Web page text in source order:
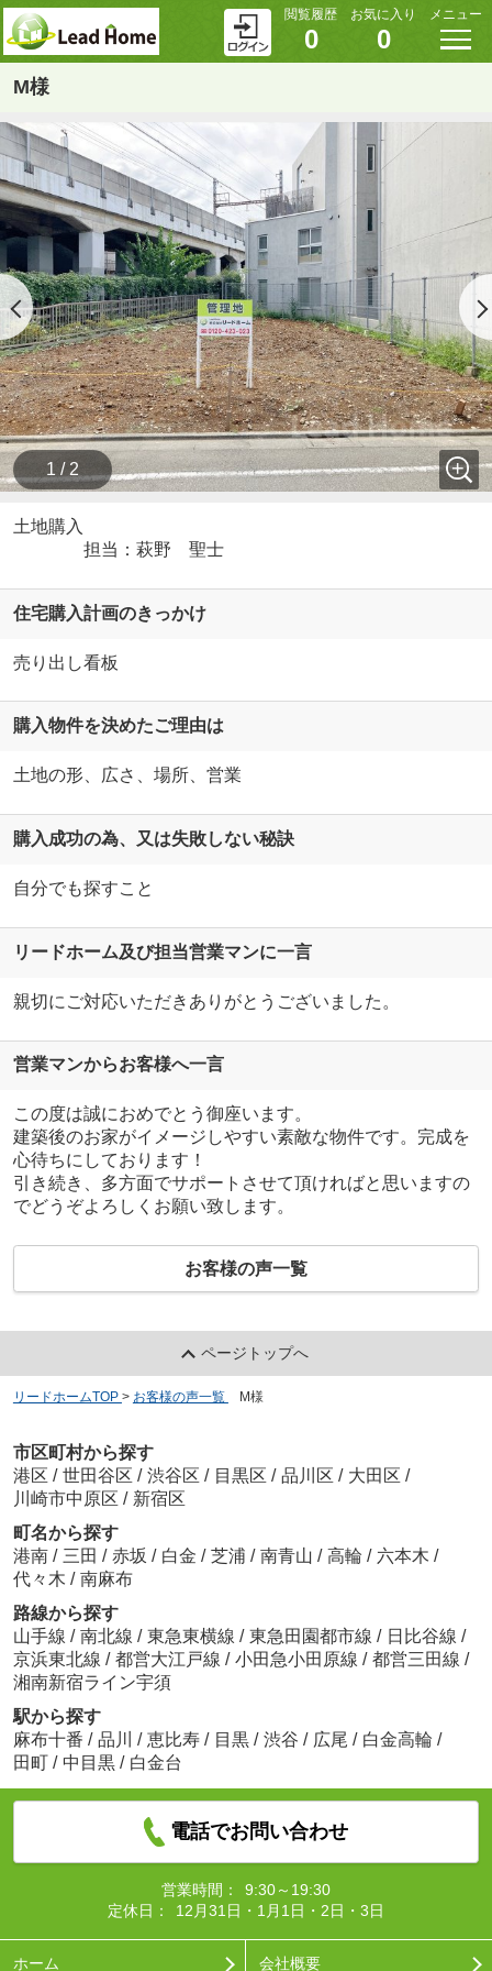
閲覧履歴
0
お気に入り
0
メニュー
M様
1 / 2
土地購入
担当：萩野 聖士
住宅購入計画のきっかけ
売り出し看板
購入物件を決めたご理由は
土地の形、広さ、場所、営業
購入成功の為、又は失敗しない秘訣
自分でも探すこと
リードホーム及び担当営業マンに一言
親切にご対応いただきありがとうございました。
営業マンからお客様へ一言
この度は誠におめでとう御座います。
建築後のお家がイメージしやすい素敵な物件です。完成を
心待ちにしております！
引き続き、多方面でサポートさせて頂ければと思いますの
でどうぞよろしくお願い致します。
お客様の声一覧
ページトップへ
リードホームTOP > お客様の声一覧 M様
市区町村から探す
港区 / 世田谷区 / 渋谷区 / 目黒区 / 品川区 / 大田区 /
川崎市中原区 / 新宿区
町名から探す
港南 / 三田 / 赤坂 / 白金 / 芝浦 / 南青山 / 高輪 / 六本木 /
代々木 / 南麻布
路線から探す
山手線 / 南北線 / 東急東横線 / 東急田園都市線 / 日比谷線 /
京浜東北線 / 都営大江戸線 / 小田急小田原線 / 都営三田線 /
湘南新宿ライン宇須
駅から探す
麻布十番 / 品川 / 恵比寿 / 目黒 / 渋谷 / 広尾 / 白金高輪 /
田町 / 中目黒 / 白金台
電話でお問い合わせ
営業時間：
9:30～19:30
定休日：
12月31日・1月1日・2日・3日
ホーム 会社概要